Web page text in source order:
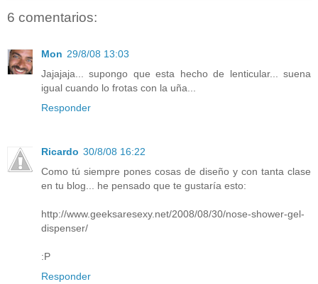
6 comentarios:
Mon 29/8/08 13:03
Jajajaja... supongo que esta hecho de lenticular... suena
igual cuando lo frotas con la uña...
Responder
Ricardo 30/8/08 16:22
Como tú siempre pones cosas de diseño y con tanta clase
en tu blog... he pensado que te gustaría esto:
http://www.geeksaresexy.net/2008/08/30/nose-shower-gel-
dispenser/
:P
Responder